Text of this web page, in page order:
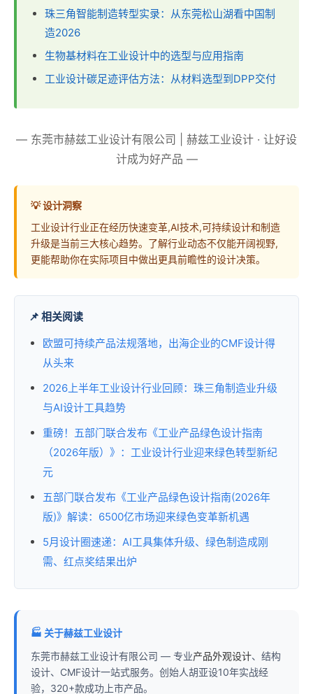
珠三角智能制造转型实录：从东莞松山湖看中国制
造2026
生物基材料在工业设计中的选型与应用指南
工业设计碳足迹评估方法：从材料选型到DPP交付
— 东莞市赫兹工业设计有限公司 | 赫兹工业设计 · 让好设
计成为好产品 —
💡 设计洞察
工业设计行业正在经历快速变革,AI技术,可持续设计和制造
升级是当前三大核心趋势。了解行业动态不仅能开阔视野,
更能帮助你在实际项目中做出更具前瞻性的设计决策。
📌 相关阅读
欧盟可持续产品法规落地，出海企业的CMF设计得
从头来
2026上半年工业设计行业回顾：珠三角制造业升级
与AI设计工具趋势
重磅！五部门联合发布《工业产品绿色设计指南
（2026年版）》：工业设计行业迎来绿色转型新纪
元
五部门联合发布《工业产品绿色设计指南(2026年
版)》解读：6500亿市场迎来绿色变革新机遇
5月设计圈速递：AI工具集体升级、绿色制造成刚
需、红点奖结果出炉
🏭 关于赫兹工业设计
东莞市赫兹工业设计有限公司 — 专业产品外观设计、结构
设计、CMF设计一站式服务。创始人胡亚设10年实战经
验，320+款成功上市产品。